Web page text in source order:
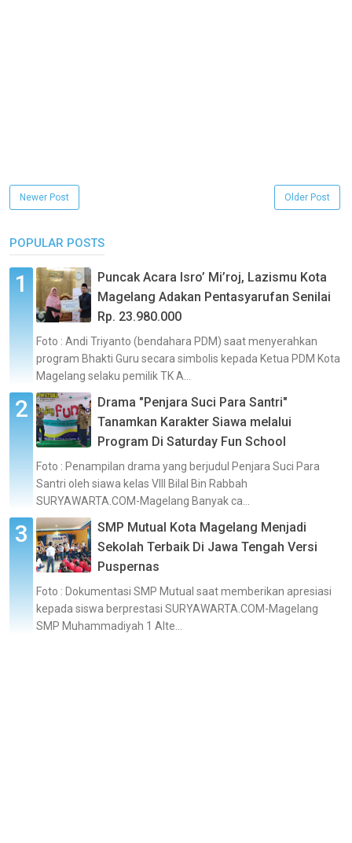
Newer Post Older Post
POPULAR POSTS
Puncak Acara Isro’ Mi’roj, Lazismu Kota
Magelang Adakan Pentasyarufan Senilai
Rp. 23.980.000
Foto : Andi Triyanto (bendahara PDM) saat menyerahkan
program Bhakti Guru secara simbolis kepada Ketua PDM Kota
Magelang selaku pemilik TK A...
Drama "Penjara Suci Para Santri"
Tanamkan Karakter Siawa melalui
Program Di Saturday Fun School
Foto : Penampilan drama yang berjudul Penjara Suci Para
Santri oleh siawa kelas VIII Bilal Bin Rabbah
SURYAWARTA.COM-Magelang Banyak ca...
SMP Mutual Kota Magelang Menjadi
Sekolah Terbaik Di Jawa Tengah Versi
Puspernas
Foto : Dokumentasi SMP Mutual saat memberikan apresiasi
kepada siswa berprestasi SURYAWARTA.COM-Magelang
SMP Muhammadiyah 1 Alte...